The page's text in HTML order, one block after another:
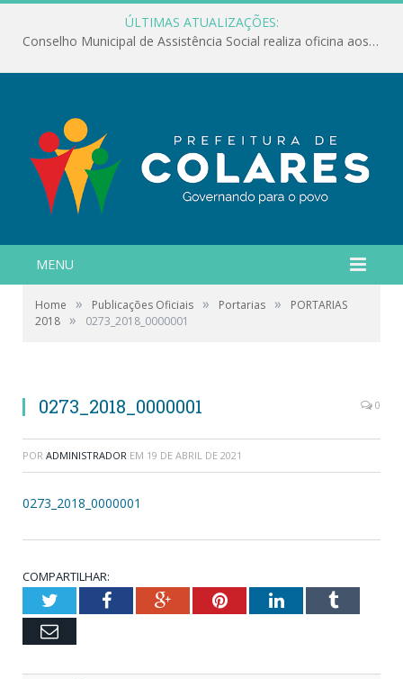
ÚLTIMAS ATUALIZAÇÕES:
Conselho Municipal de Assistência Social realiza oficina aos servidores
MENU
Home » Publicações Oficiais » Portarias »
PORTARIAS
2018 » 0273_2018_0000001
0273_2018_0000001 0
POR ADMINISTRADOR EM 19 DE ABRIL DE 2021
0273_2018_0000001
COMPARTILHAR:
TwitterFacebookGoogle+PinterestLinkedInTumblr
Email